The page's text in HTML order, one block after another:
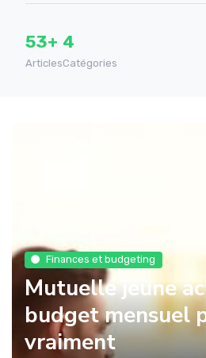
53+
Articles
4
Catégories
Finances et budgeting
Mutuelle jeune
budget mensuel
vraiment